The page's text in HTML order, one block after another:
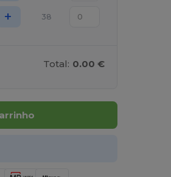
+ 38
Total: 0.00 €